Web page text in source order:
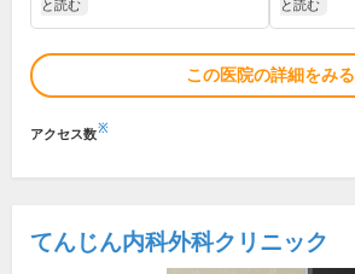
と読む
と読む
この医院の詳細をみる
アクセス数※
てんじん内科外科クリニック